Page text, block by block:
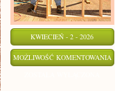
KWIECIEŃ - 2 - 2026
MOŻLIWOŚĆ KOMENTOWANIA